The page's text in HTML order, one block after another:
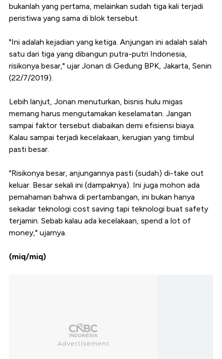
bukanlah yang pertama, melainkan sudah tiga kali terjadi
peristiwa yang sama di blok tersebut.
"Ini adalah kejadian yang ketiga. Anjungan ini adalah salah
satu dari tiga yang dibangun putra-putri Indonesia,
risikonya besar," ujar Jonan di Gedung BPK, Jakarta, Senin
(22/7/2019).
Lebih lanjut, Jonan menuturkan, bisnis hulu migas
memang harus mengutamakan keselamatan. Jangan
sampai faktor tersebut diabaikan demi efisiensi biaya.
Kalau sampai terjadi kecelakaan, kerugian yang timbul
pasti besar.
"Risikonya besar, anjungannya pasti (sudah) di-take out
keluar. Besar sekali ini (dampaknya). Ini juga mohon ada
pemahaman bahwa di pertambangan, ini bukan hanya
sekadar teknologi cost saving tapi teknologi buat safety
terjamin. Sebab kalau ada kecelakaan, spend a lot of
money," ujarnya.
(miq/miq)